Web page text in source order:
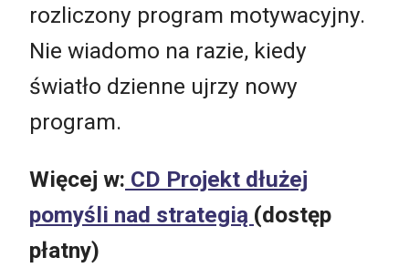
rozliczony program motywacyjny.
Nie wiadomo na razie, kiedy
światło dzienne ujrzy nowy
program.
Więcej w: CD Projekt dłużej
pomyśli nad strategią (dostęp
płatny)